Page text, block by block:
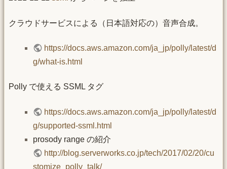
クラウドサービスによる（日本語対応の）音声合成。
https://docs.aws.amazon.com/ja_jp/polly/latest/d
g/what-is.html
Polly で使える SSML タグ
https://docs.aws.amazon.com/ja_jp/polly/latest/d
g/supported-ssml.html
prosody range の紹介
http://blog.serverworks.co.jp/tech/2017/02/20/cu
stomize_polly_talk/